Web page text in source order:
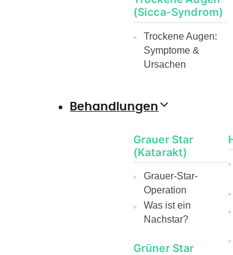
(Sicca-Syndrom)
Trockene Augen:
Symptome &
Ursachen
Behandlungen
Grauer Star
(Katarakt)
Grauer-Star-
Operation
Was ist ein
Nachstar?
Grüner Star